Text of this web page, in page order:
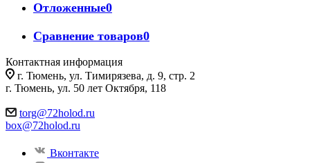
Отложенные0
Сравнение товаров0
Контактная информация
г. Тюмень, ул. Тимирязева, д. 9, стр. 2
г. Тюмень, ул. 50 лет Октября, 118
torg@72holod.ru
box@72holod.ru
Вконтакте